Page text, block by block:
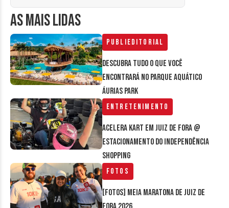
AS MAIS LIDAS
Publieditorial
Descubra tudo o que você
encontrará no parque aquático
Áurias Park
Entretenimento
Acelera Kart em Juiz de Fora @
estacionamento do Independência
Shopping
Fotos
[FOTOS] Meia Maratona de Juiz de